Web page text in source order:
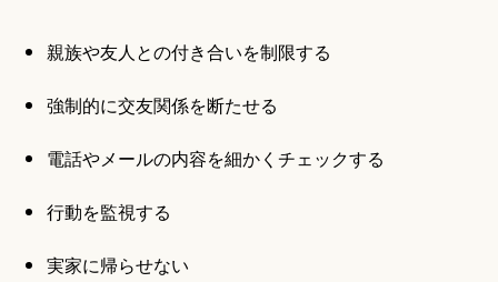
親族や友人との付き合いを制限する
強制的に交友関係を断たせる
電話やメールの内容を細かくチェックする
行動を監視する
実家に帰らせない